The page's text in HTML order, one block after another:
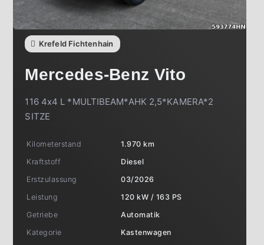
Krefeld Fichtenhain
Mercedes-Benz Vito
116 4x4 L *MULTIBEAM*AHK 2,5*KAMERA*2
SITZE
Kilometerstand
1.970 km
Kraftstoff
Diesel
Erstzulassung
03/2026
Leistung
120 kW / 163 PS
Getriebe
Automatik
Kategorie
Kastenwagen